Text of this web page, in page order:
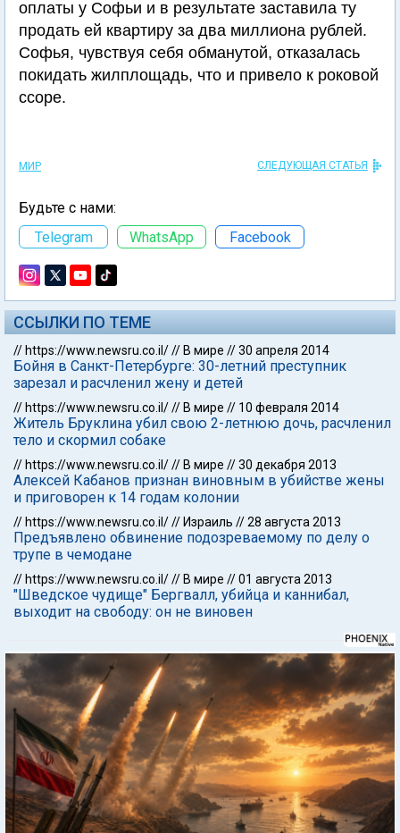
оплаты у Софьи и в результате заставила ту
продать ей квартиру за два миллиона рублей.
Софья, чувствуя себя обманутой, отказалась
покидать жилплощадь, что и привело к роковой
ссоре.
МИР СЛЕДУЮЩАЯ СТАТЬЯ
Будьте с нами:
Telegram
WhatsApp Facebook
ССЫЛКИ ПО ТЕМЕ
// https://www.newsru.co.il/// В мире //30 апреля 2014
Бойня в Санкт-Петербурге: 30-летний преступник
зарезал и расчленил жену и детей
// https://www.newsru.co.il/// В мире // 10 февраля 2014
Житель Бруклина убил свою 2-летнюю дочь, расчленил
тело и скормил собаке
// https://www.newsru.co.il/// В мире //30 декабря 2013
Алексей Кабанов признан виновным в убийстве жены
и приговорен к 14 годам колонии
// https://www.newsru.co.il/// Израиль //28 августа 2013
Предъявлено обвинение подозреваемому по делу о
трупе в чемодане
// https://www.newsru.co.il/// В мире //01 августа 2013
"Шведское чудище" Бергвалл, убийца и каннибал,
выходит на свободу: он не виновен